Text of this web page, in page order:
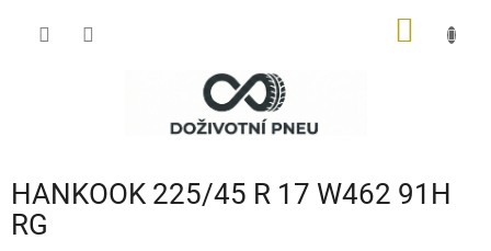
HANKOOK 225/45 R 17 W462 91H
RG